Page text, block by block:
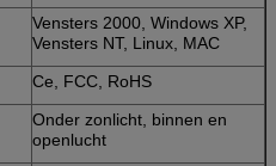
Vensters 2000, Windows XP,
Vensters NT, Linux, MAC
Ce, FCC, RoHS
Onder zonlicht, binnen en
openlucht